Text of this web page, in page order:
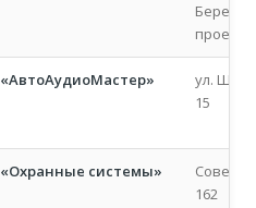
проезд,
«АвтоАудиоМастер»
ул.
15
«Охранные системы»
162